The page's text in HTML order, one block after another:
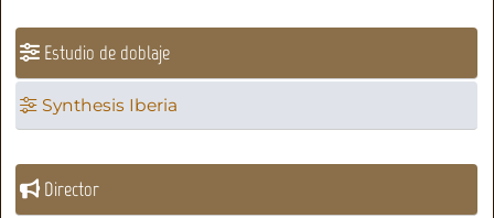
Estudio de doblaje
Synthesis Iberia
Director